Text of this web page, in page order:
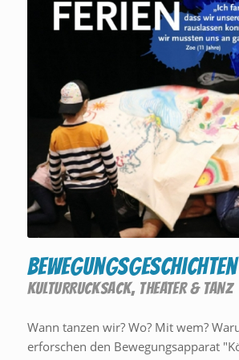
Bewegungsgeschichten
KULTURRUCKSACK, THEATER & TANZ
Wann tanzen wir? Wo? Mit wem?
erforschen den Bewegungsapparat